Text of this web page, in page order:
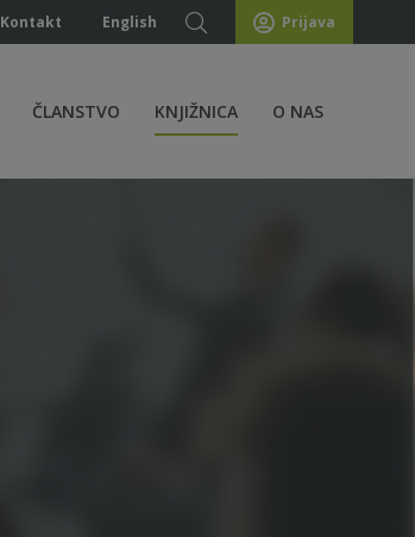
Kontakt English Prijava
ČLANSTVO KNJIŽNICA O NAS